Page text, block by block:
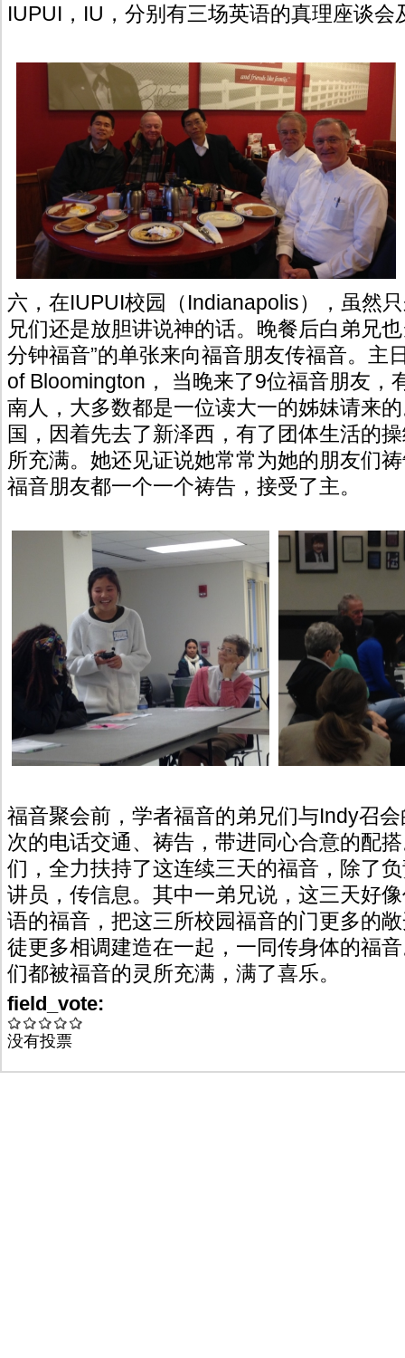
IUPUI，IU，分别有三场英语的真理座谈会
六，在IUPUI校园（Indianapolis），虽然
兄们还是放胆讲说神的话。晚餐后白弟兄
分钟福音”的单张来向福音朋友传福音。主
of Bloomington， 当晚来了9位福音朋友，
南人，大多数都是一位读大一的姊妹请来
国，因着先去了新泽西，有了团体生活的
所充满。她还见证说她常常为她的朋友们
福音朋友都一个一个祷告，接受了主。
福音聚会前，学者福音的弟兄们与Indy召
次的电话交通、祷告，带进同心合意的配
们，全力扶持了这连续三天的福音，除了
讲员，传信息。其中一弟兄说，这三天好
语的福音，把这三所校园福音的门更多的
徒更多相调建造在一起，一同传身体的福
们都被福音的灵所充满，满了喜乐。
field_vote:
没有投票